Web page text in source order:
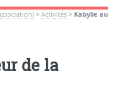
> Activités> Kabylie au
de la